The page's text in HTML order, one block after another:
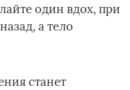
один вдох, при
а тело
станет